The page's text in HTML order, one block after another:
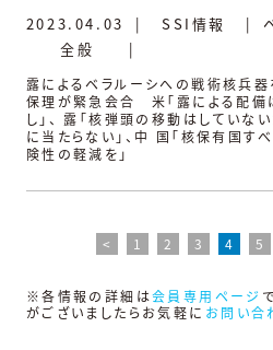
2023.04.03 | SSI情報 |
全般
|
露によるベラルーシへの戦術核兵
保理が緊急会合 米「露による配備
し」、 露「核弾頭の移動はしていな
に当たらない」、中 国「核保有国
険性の軽減を」
< 1 2 3 4 5
※各情報の詳細は会員専用ページ
がございましたらお気軽に お問い合